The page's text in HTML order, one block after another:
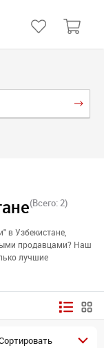
(Всего: 2)
в Узбекистане,
продавцами? Наш
лучшие